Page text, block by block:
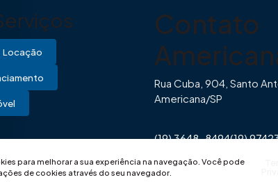
para melhorar a sua experiência na navegação. Você pode
de cookies através do seu navegador.
Locação
Contato
Rua Cuba, 904, Santo
Americana/SP
(19) 3648-8494(19)